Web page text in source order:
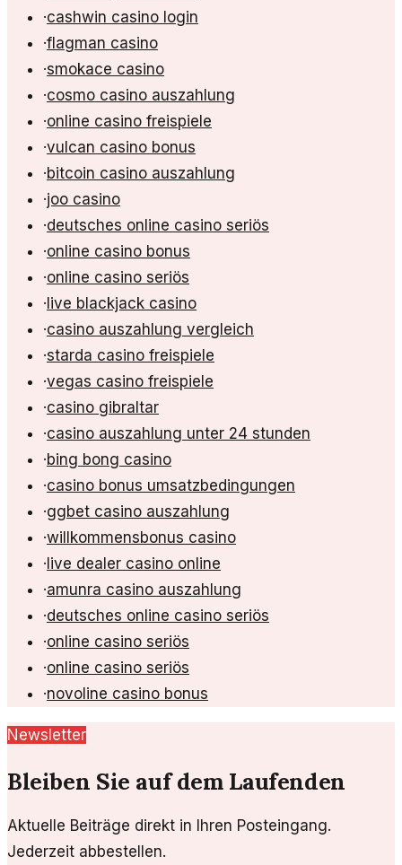
·cashwin casino login
·flagman casino
·smokace casino
·cosmo casino auszahlung
·online casino freispiele
·vulcan casino bonus
·bitcoin casino auszahlung
·joo casino
·deutsches online casino seriös
·online casino bonus
·online casino seriös
· live blackjack casino
·casino auszahlung vergleich
·starda casino freispiele
·vegas casino freispiele
·casino gibraltar
·casino auszahlung unter 24 stunden
·bing bong casino
·casino bonus umsatzbedingungen
·ggbet casino auszahlung
·willkommensbonus casino
· live dealer casino online
·amunra casino auszahlung
·deutsches online casino seriös
·online casino seriös
·online casino seriös
·novoline casino bonus
Newsletter
Bleiben Sie auf dem Laufenden
Aktuelle Beiträge direkt in Ihren Posteingang.
Jederzeit abbestellen.